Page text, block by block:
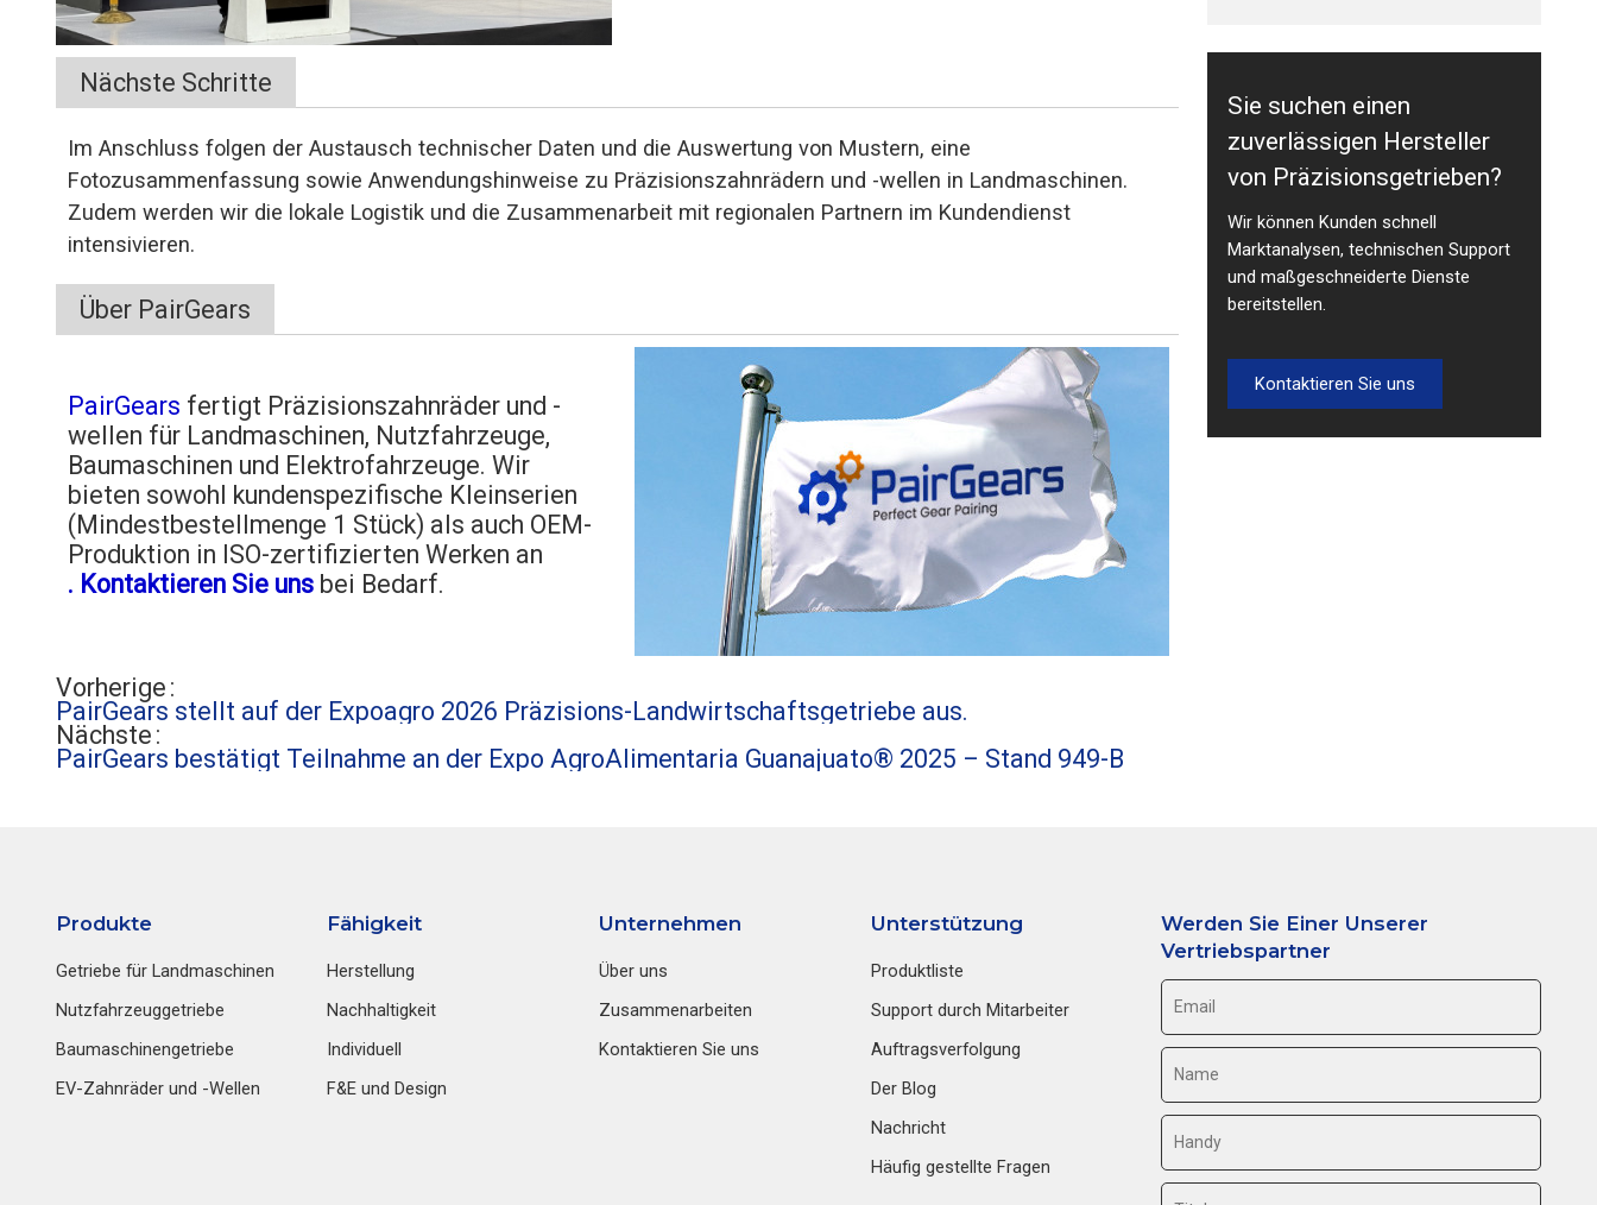
Nächste Schritte
Im Anschluss folgen der Austausch technischer Daten und die Auswertung von Mustern, eine
Fotozusammenfassung sowie Anwendungshinweise zu Präzisionszahnrädern und -wellen in Landmaschinen.
Zudem werden wir die lokale Logistik und die Zusammenarbeit mit regionalen Partnern im Kundendienst
intensivieren.
Über PairGears
PairGears fertigt Präzisionszahnräder und -
wellen für Landmaschinen, Nutzfahrzeuge,
Baumaschinen und Elektrofahrzeuge. Wir
bieten sowohl kundenspezifische Kleinserien
(Mindestbestellmenge 1 Stück) als auch OEM-
Produktion in ISO-zertifizierten Werken an
. Kontaktieren Sie unsbei Bedarf.
Vorherige
PairGears stellt auf der Expoagro 2026 Präzisions-Landwirtschaftsgetriebe aus.
Nächste
PairGears bestätigt Teilnahme an der Expo AgroAlimentaria Guanajuato® 2025 – Stand 949-B
Sie suchen einen
zuverlässigen Hersteller
von Präzisionsgetrieben?
Wir können Kunden schnell
Marktanalysen, technischen Support
und maßgeschneiderte Dienste
bereitstellen.
Kontaktieren Sie uns
Produkte
Getriebe für Landmaschinen
Nutzfahrzeuggetriebe
Baumaschinengetriebe
EV-Zahnräder und -Wellen
Fähigkeit
Herstellung
Nachhaltigkeit
Individuell
F&E und Design
Unternehmen
Über uns
Zusammenarbeiten
Kontaktieren Sie uns
Unterstützung
Produktliste
Support durch Mitarbeiter
Auftragsverfolgung
Der Blog
Nachricht
Häufig gestellte Fragen
Werden Sie Einer Unserer
Vertriebspartner